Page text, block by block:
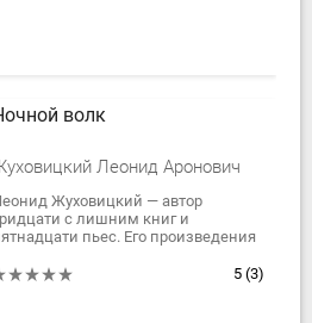
волк
Леонид Аронович
Жуховицкий — автор
с лишним книг и
пьес. Его произведения
новой книги — конец
5 (3)